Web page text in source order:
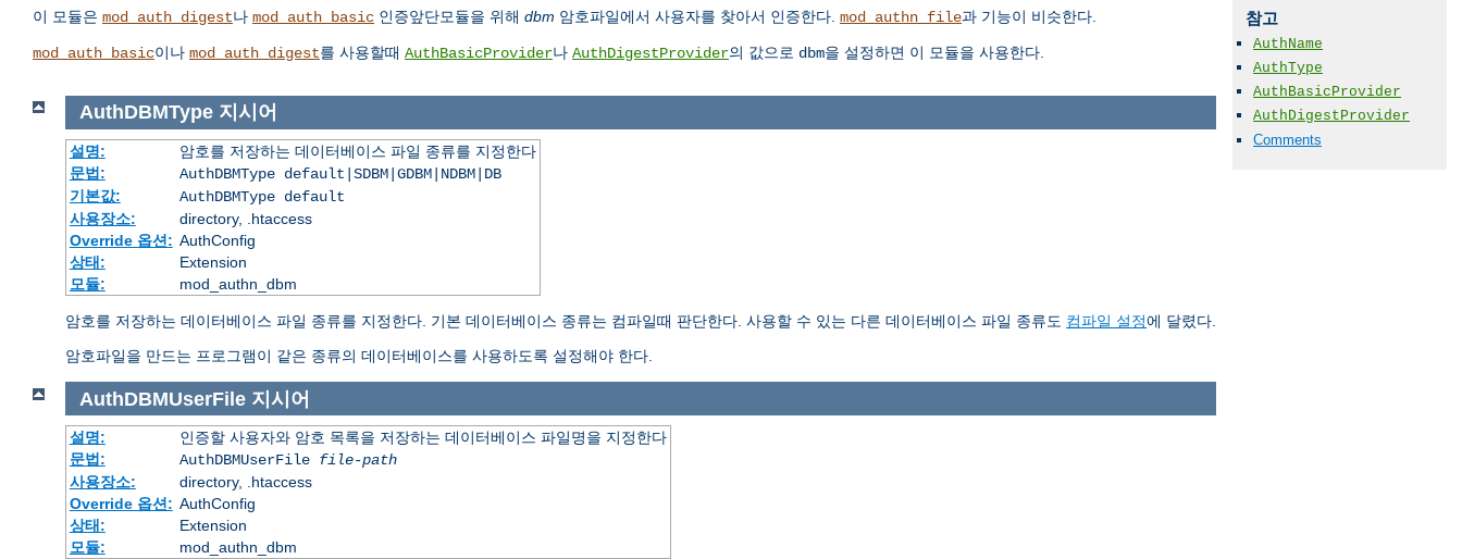
이 모듈은 mod_auth_digest나 mod_auth_basic 인증앞단모듈을 위해 dbm 암호파일에서 사용자를 찾아서 인증한다. mod_authn_file과 기능이 비슷한다.
mod_auth_basic이나 mod_auth_digest를 사용할때 AuthBasicProvider나 AuthDigestProvider의 값으로 dbm을 설정하면 이 모듈을 사용한다.
참고
AuthName
AuthType
AuthBasicProvider
AuthDigestProvider
Comments
AuthDBMType 지시어
설명:
암호를 저장하는 데이터베이스 파일 종류를 지정한다
문법:
AuthDBMType default|SDBM|GDBM|NDBM|DB
기본값:
AuthDBMType default
사용장소:
directory, .htaccess
Override 옵션: AuthConfig
상태:
Extension
모듈:
mod_authn_dbm
암호를 저장하는 데이터베이스 파일 종류를 지정한다. 기본 데이터베이스 종류는 컴파일때 판단한다. 사용할 수 있는 다른 데이터베이스 파일 종류도 컴파일 설정에 달렸다.
암호파일을 만드는 프로그램이 같은 종류의 데이터베이스를 사용하도록 설정해야 한다.
AuthDBMUserFile 지시어
설명:
인증할 사용자와 암호 목록을 저장하는 데이터베이스 파일명을 지정한다
문법:
AuthDBMUserFile file-path
사용장소:
directory, .htaccess
Override 옵션: AuthConfig
상태:
Extension
모듈:
mod_authn_dbm